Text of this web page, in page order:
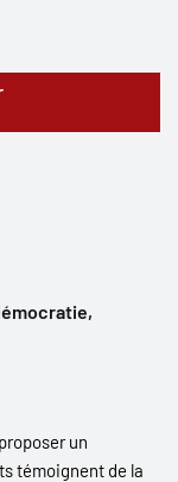
un
témoignent de la